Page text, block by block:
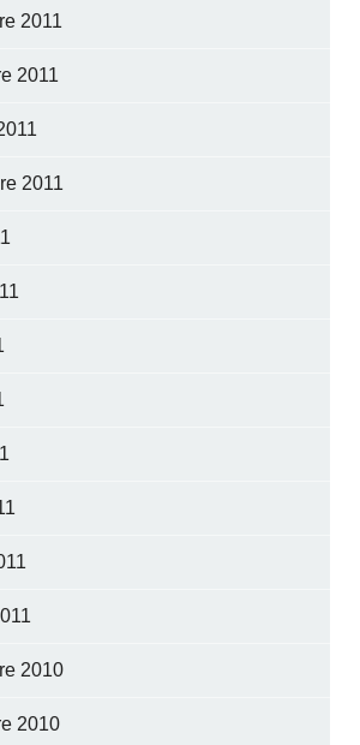
2011
2011
2011
2010
2010